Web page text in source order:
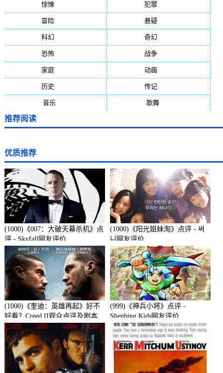
惊悚(648) 犯罪
冒险(377) 悬疑
科幻 奇幻
恐怖(236) 战争
家庭(195) 动画
历史 传记
音乐 歌舞(81)
推荐阅读
优质推荐
(1000)《007：大破天幕杀机》点
评 - Skyfall网友评价
(1000)《阳光姐妹淘》点评 - 써
니网友评价
(1000)《奎迪：英雄再起》好不
好看？Creed II观众点评及剧本
(999)《神兵小将》点评 -
Shenbing Kids网友评价